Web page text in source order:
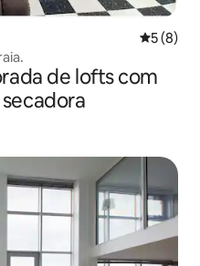
5 de
5 (8)
de lofts com